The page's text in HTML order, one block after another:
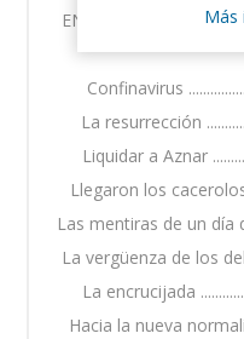
EN LOS TIEMPOS DEL
Confinavirus
La resurrección
Liquidar a Aznar
Llegaron los cacerolos
Las mentiras de un día
La vergüenza de los
La encrucijada
Hacia la nueva
Más